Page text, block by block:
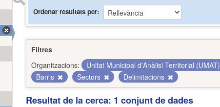
Ordenar resultats per
Filtres
Organitzacions:
Unitat Municipal d'Anàlisi Territorial (UMAT)
Barris
Sectors Delimitacions
Resultat de la cerca: 1 conjunt de dades